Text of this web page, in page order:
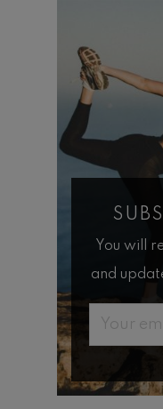
You will
and
Email